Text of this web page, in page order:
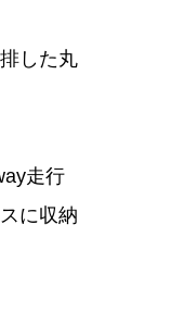
した丸
走行
に収納